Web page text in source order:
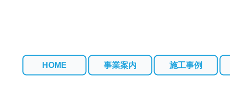
HOME 事業案内 施工事例